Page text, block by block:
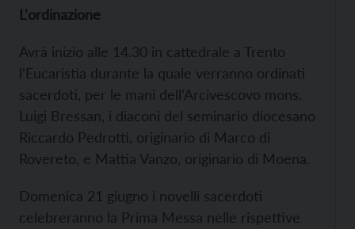
L'ordinazione
Avrà inizio alle 14.30 in cattedrale a Trento
l’Eucaristia durante la quale verranno ordinati
sacerdoti, per le mani dell’Arcivescovo mons.
Luigi Bressan, i diaconi del seminario diocesano
Riccardo Pedrotti, originario di Marco di
Rovereto, e Mattia Vanzo, originario di Moena.
Domenica 21 giugno i novelli sacerdoti
celebreranno la Prima Messa nelle rispettive